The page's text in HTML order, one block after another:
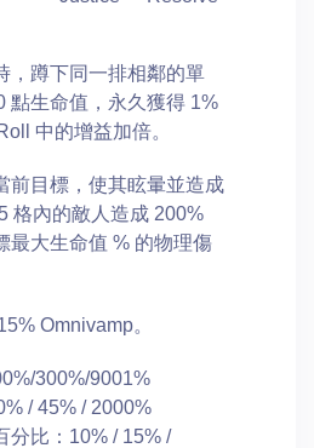
，蹲下同一排相鄰的單
點生命值，永久獲得 1%
中的增益加倍。
前目標，使其眩暈並造成
格內的敵人造成 200%
最大生命值 % 的物理傷
Omnivamp。
300%/9001%
/ 45% / 2000%
分比：10% / 15% /